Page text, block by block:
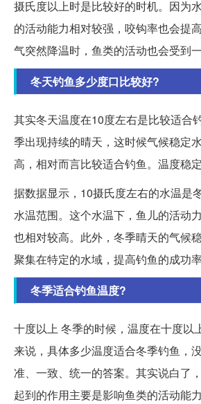
摄氏度以上时是比较好的时机。因为
的活动能力相对较强，咬钩率也会提
气突然降温时，鱼类的活动也会受到一
冬天钓鱼多少度口比较好?
其实冬天温度在10度左右是比较适合
季出现持续的晴天，这时候气候稳定
高，相对而言比较适合钓鱼。温度稳
据数据显示，10摄氏度左右的水温是
水温范围。这个水温下，鱼儿的活动
也相对较高。此外，冬季晴天的气候
聚集在特定的水域，提高钓鱼的成功率
冬季适合钓鱼温度?
十度以上 冬季的时候，温度在十度以
来说，具体多少温度适合冬季钓鱼，
准、一致、统一的答案。其实说白了
起到的作用主要是影响鱼类的活动能